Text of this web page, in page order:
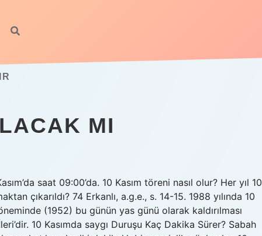
MI
saat 09:00’da. 10 Kasım töreni nasıl olur? Her yıl 10
çıkarıldı? 74 Erkanlı, a.g.e., s. 14-15. 1988 yılında 10
(1952) bu günün yas günü olarak kaldırılması
10 Kasımda saygı Duruşu Kaç Dakika Sürer? Sabah